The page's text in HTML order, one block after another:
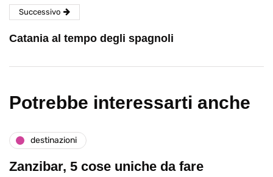
Successivo
Catania al tempo degli spagnoli
Potrebbe interessarti anche
destinazioni
Zanzibar, 5 cose uniche da fare